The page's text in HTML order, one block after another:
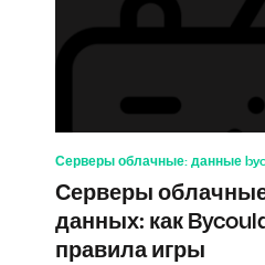
Серверы облачные: данные
Серверы
данных: как
правила игры